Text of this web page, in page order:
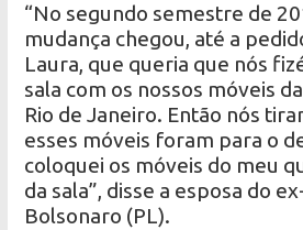
“No segundo semestre de
mudança chegou, até a
Laura, que queria que nós
sala com os nossos móveis
Rio de Janeiro. Então nós
esses móveis foram para o
coloquei os móveis do meu
da sala”, disse a esposa do
Bolsonaro (PL).